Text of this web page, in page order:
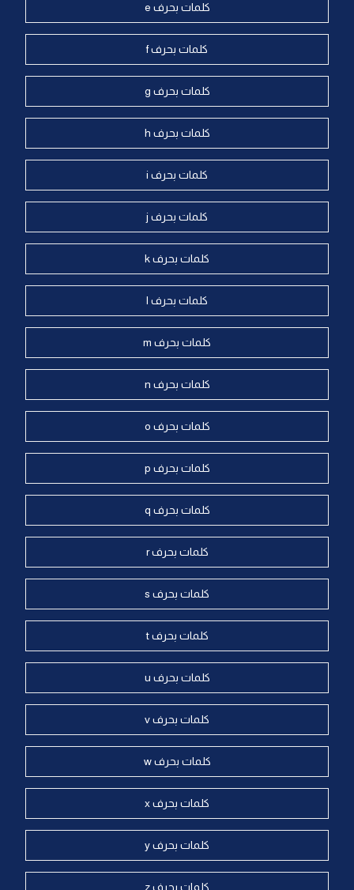
كلمات بحرف e
كلمات بحرف f
كلمات بحرف g
كلمات بحرف h
كلمات بحرف i
كلمات بحرف j
كلمات بحرف k
كلمات بحرف l
كلمات بحرف m
كلمات بحرف n
كلمات بحرف o
كلمات بحرف p
كلمات بحرف q
كلمات بحرف r
كلمات بحرف s
كلمات بحرف t
كلمات بحرف u
كلمات بحرف v
كلمات بحرف w
كلمات بحرف x
كلمات بحرف y
كلمات بحرف z